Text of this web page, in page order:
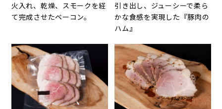
火入れ、乾燥、スモークを経
て完成させたベーコン。
引き出し、ジューシーで柔ら
かな食感を実現した『豚肉の
ハム』